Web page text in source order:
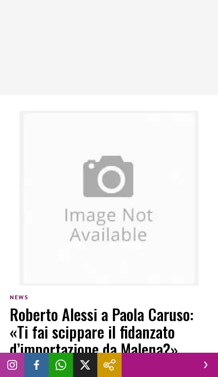
NEWS
Roberto Alessi a Paola Caruso:
«Ti fai scippare il fidanzato
d’importazione da Malena?»
(VIDEO)